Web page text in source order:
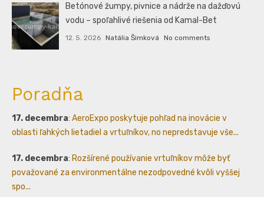
Betónové žumpy, pivnice a nádrže na dažďovú
vodu – spoľahlivé riešenia od Kamal-Bet
12. 5. 2026 Natália Šimková No comments
Poradňa
17. decembra: AeroExpo poskytuje pohľad na inovácie v
oblasti ľahkých lietadiel a vrtuľníkov, no nepredstavuje vše...
17. decembra: Rozšírené používanie vrtuľníkov môže byť
považované za environmentálne nezodpovedné kvôli vyššej
spo...